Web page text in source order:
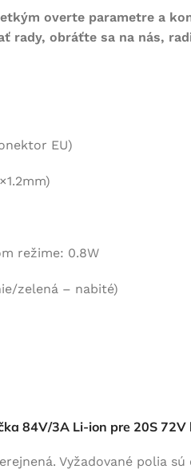
overte parametre a
rady, obráťte sa na nás,
EU)
režime: 0.8W
zelená – nabité)
84V/3A Li-ion pre 20S 72V
Vyžadované polia sú